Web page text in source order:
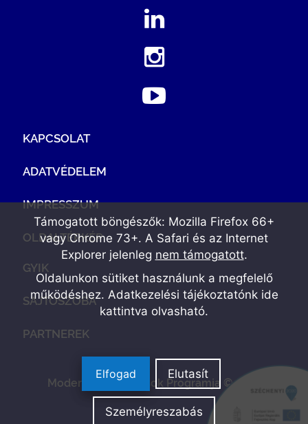
KAPCSOLAT
ADATVÉDELEM
IMPRESSZUM
OLDALTÉRKÉP
GYIK
SAJTÓSZOBA
PARTNEREK
Modern Vállalkozások Programja © 2022
Támogatott böngészők: Mozilla Firefox 66+
vagy Chrome 73+. A Safari és az Internet
Explorer jelenleg nem támogatott.
Oldalunkon sütiket használunk a megfelelő
működéshez. Adatkezelési tájékoztatónk ide
kattintva olvasható.
Elfogad Elutasít
Személyreszabás